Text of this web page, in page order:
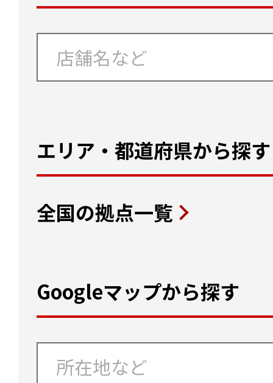
エリア・都道府県から探す
全国の拠点一覧
Googleマップから探す